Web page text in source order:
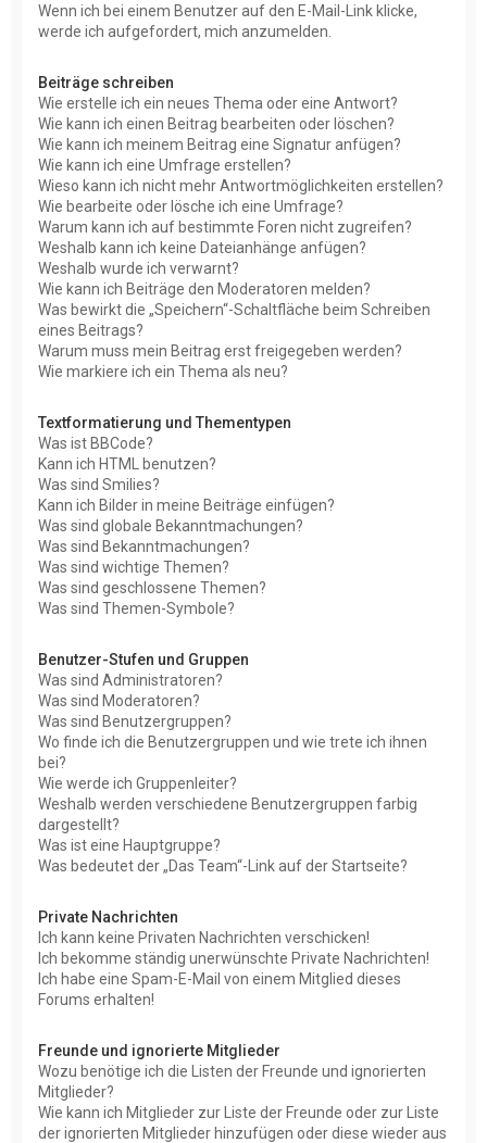
Wenn ich bei einem Benutzer auf den E-Mail-Link klicke,
werde ich aufgefordert, mich anzumelden.
Beiträge schreiben
Wie erstelle ich ein neues Thema oder eine Antwort?
Wie kann ich einen Beitrag bearbeiten oder löschen?
Wie kann ich meinem Beitrag eine Signatur anfügen?
Wie kann ich eine Umfrage erstellen?
Wieso kann ich nicht mehr Antwortmöglichkeiten erstellen?
Wie bearbeite oder lösche ich eine Umfrage?
Warum kann ich auf bestimmte Foren nicht zugreifen?
Weshalb kann ich keine Dateianhänge anfügen?
Weshalb wurde ich verwarnt?
Wie kann ich Beiträge den Moderatoren melden?
Was bewirkt die „Speichern“-Schaltfläche beim Schreiben
eines Beitrags?
Warum muss mein Beitrag erst freigegeben werden?
Wie markiere ich ein Thema als neu?
Textformatierung und Thementypen
Was ist BBCode?
Kann ich HTML benutzen?
Was sind Smilies?
Kann ich Bilder in meine Beiträge einfügen?
Was sind globale Bekanntmachungen?
Was sind Bekanntmachungen?
Was sind wichtige Themen?
Was sind geschlossene Themen?
Was sind Themen-Symbole?
Benutzer-Stufen und Gruppen
Was sind Administratoren?
Was sind Moderatoren?
Was sind Benutzergruppen?
Wo finde ich die Benutzergruppen und wie trete ich ihnen
bei?
Wie werde ich Gruppenleiter?
Weshalb werden verschiedene Benutzergruppen farbig
dargestellt?
Was ist eine Hauptgruppe?
Was bedeutet der „Das Team“-Link auf der Startseite?
Private Nachrichten
Ich kann keine Privaten Nachrichten verschicken!
Ich bekomme ständig unerwünschte Private Nachrichten!
Ich habe eine Spam-E-Mail von einem Mitglied dieses
Forums erhalten!
Freunde und ignorierte Mitglieder
Wozu benötige ich die Listen der Freunde und ignorierten
Mitglieder?
Wie kann ich Mitglieder zur Liste der Freunde oder zur Liste
der ignorierten Mitglieder hinzufügen oder diese wieder aus